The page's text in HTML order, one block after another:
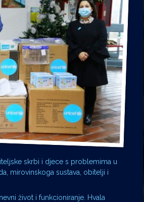
skrbi i djece s problemima u
mirovinskoga sustava, obitelji i
život i funkcioniranje. Hvala